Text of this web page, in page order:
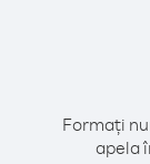
Formați
apela